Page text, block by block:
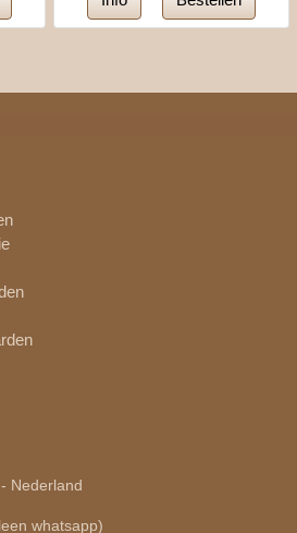
Nederland
whatsapp)